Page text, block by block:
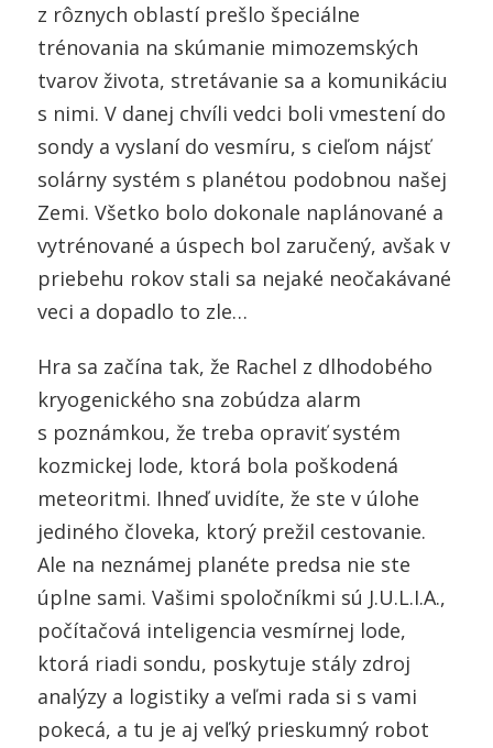
z rôznych oblastí prešlo špeciálne
trénovania na skúmanie mimozemských
tvarov života, stretávanie sa a komunikáciu
s nimi. V danej chvíli vedci boli vmestení do
sondy a vyslaní do vesmíru, s cieľom nájsť
solárny systém s planétou podobnou našej
Zemi. Všetko bolo dokonale naplánované a
vytrénované a úspech bol zaručený, avšak v
priebehu rokov stali sa nejaké neočakávané
veci a dopadlo to zle…
Hra sa začína tak, že Rachel z dlhodobého
kryogenického sna zobúdza alarm
s poznámkou, že treba opraviť systém
kozmickej lode, ktorá bola poškodená
meteoritmi. Ihneď uvidíte, že ste v úlohe
jediného človeka, ktorý prežil cestovanie.
Ale na neznámej planéte predsa nie ste
úplne sami. Vašimi spoločníkmi sú J.U.L.I.A.,
počítačová inteligencia vesmírnej lode,
ktorá riadi sondu, poskytuje stály zdroj
analýzy a logistiky a veľmi rada si s vami
pokecá, a tu je aj veľký prieskumný robot